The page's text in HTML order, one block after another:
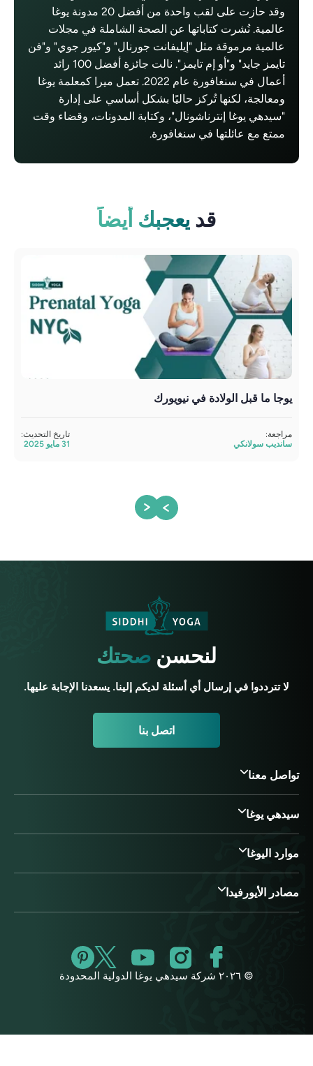
وقد حازت على لقب واحدة من أفضل 20 مدونة يوغا
عالمية. نُشرت كتاباتها عن الصحة الشاملة في مجلات
عالمية مرموقة مثل "إيليفانت جورنال" و"كيور جوي" و"فن
تايمز جايد" و"أو إم تايمز". نالت جائزة أفضل 100 رائد
أعمال في سنغافورة عام 2022. تعمل ميرا كمعلمة يوغا
ومعالجة، لكنها تُركز حاليًا بشكل أساسي على إدارة
"سيدهي يوغا إنترناشونال"، وكتابة المدونات، وقضاء وقت
ممتع مع عائلتها في سنغافورة.
قديعجبك أيضاً
يوجا ما قبل الولادة في نيويورك
مراجعة:
سانديب سولانكي
تاريخ التحديث:
31 مايو 2025
لنحسنصحتك
لا تترددوا في إرسال أي أسئلة لديكم إلينا. يسعدنا الإجابة عليها.
اتصل بنا
تواصل معنا
سيدهي يوغا
موارد اليوغا
مصادر الأيورفيدا
© ٢٠٢٦ شركة سيدهي يوغا الدولية المحدودة